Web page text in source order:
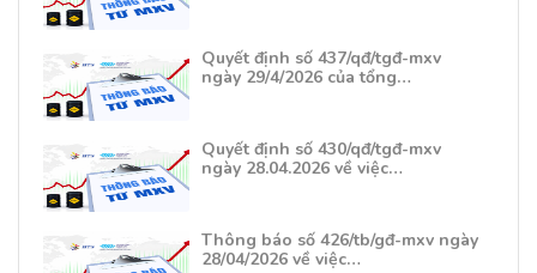
Quyết định số 437/qđ/tgđ-mxv
ngày 29/4/2026 của tổng…
Quyết định số 430/qđ/tgđ-mxv
ngày 28.04.2026 về việc…
Thông báo số 426/tb/gđ-mxv ngày
28/04/2026 về việc…